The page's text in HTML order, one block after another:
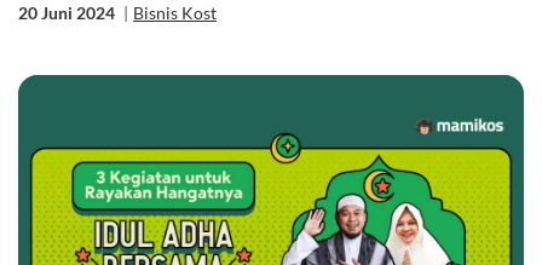
20 Juni 2024 | Bisnis Kost